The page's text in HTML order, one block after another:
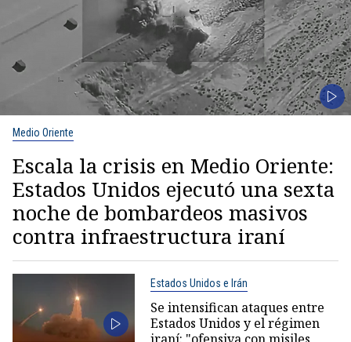
Medio Oriente
Escala la crisis en Medio Oriente:
Estados Unidos ejecutó una sexta
noche de bombardeos masivos
contra infraestructura iraní
Estados Unidos e Irán
Se intensifican ataques entre
Estados Unidos y el régimen
iraní: "ofensiva con misiles